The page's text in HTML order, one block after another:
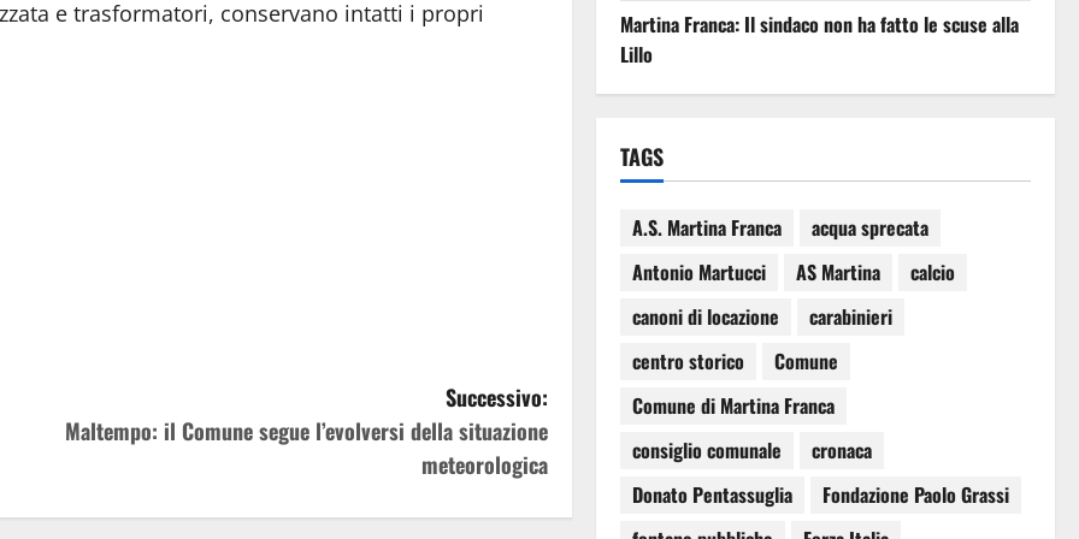
e trasformatori, conservano intatti i propri
Successivo:
Maltempo: il Comune segue l’evolversi della situazione
meteorologica
Martina Franca: Il sindaco non ha fatto le scuse alla
Lillo
TAGS
A.S. Martina Franca
acqua sprecata
Antonio Martucci
AS Martina
calcio
canoni di locazione
carabinieri
centro storico
Comune
Comune di Martina Franca
consiglio comunale
cronaca
Donato Pentassuglia
Fondazione Paolo Grassi